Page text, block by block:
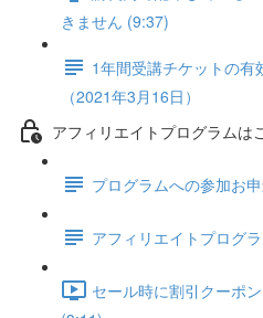
きません (9:37)
1年間受講チケットの有
（2021年3月16日）
アフィリエイトプログラムは
プログラムへの参加お
アフィリエイトプログ
セール時に割引クーポ